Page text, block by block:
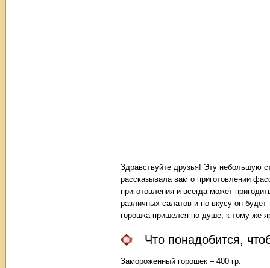
Здравствуйте друзья! Эту небольшую
рассказывала вам о приготовлении
приготовления и всегда может
различных салатов и по вкусу он
горошка пришелся по душе, к тому же
Что понадобится,
Замороженный горошек – 400 гр.